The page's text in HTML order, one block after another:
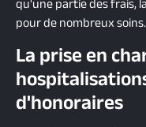
qu'une partie des frais,
pour de nombreux soins.
La prise en
d'honoraires